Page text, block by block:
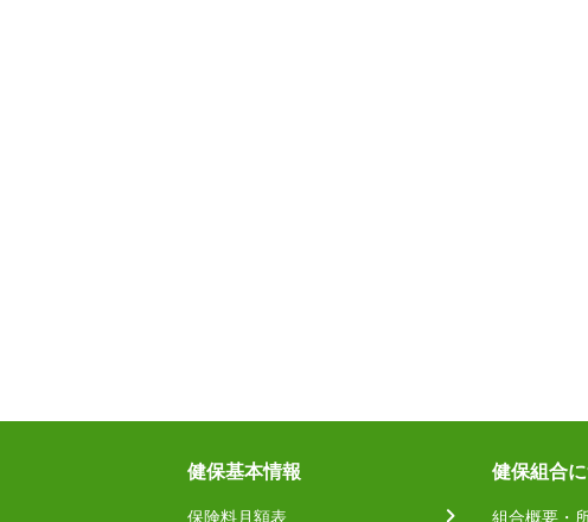
健保基本情報
保険料月額表
健保組合
組合概要・